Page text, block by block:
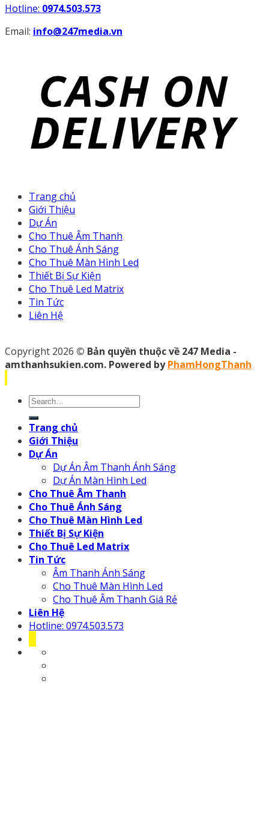
Hotline: 0974.503.573
Email: info@247media.vn
Trang chủ
Giới Thiệu
Dự Án
Cho Thuê Âm Thanh
Cho Thuê Ánh Sáng
Cho Thuê Màn Hình Led
Thiết Bị Sự Kiện
Cho Thuê Led Matrix
Tin Tức
Liên Hệ
Copyright 2026 © Bản quyền thuộc về 247 Media -
amthanhsukien.com. Powered byPhamHongThanh
Search
for:
Trang chủ
Giới Thiệu
Dự Án
Dự Án Âm Thanh Ánh Sáng
Dự Án Màn Hình Led
Cho Thuê Âm Thanh
Cho Thuê Ánh Sáng
Cho Thuê Màn Hình Led
Thiết Bị Sự Kiện
Cho Thuê Led Matrix
Tin Tức
Âm Thanh Ánh Sáng
Cho Thuê Màn Hình Led
Cho Thuê Âm Thanh Giá Rẻ
Liên Hệ
Hotline: 0974.503.573